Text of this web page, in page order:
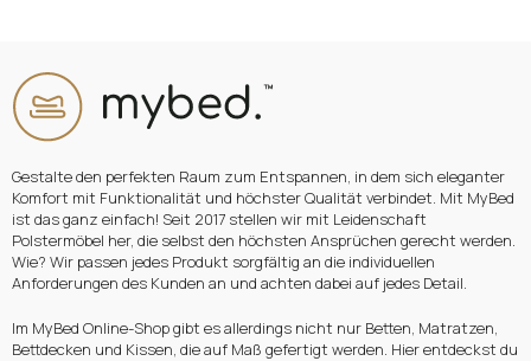
Gestalte den perfekten Raum zum Entspannen, in dem sich eleganter
Komfort mit Funktionalität und höchster Qualität verbindet. Mit MyBed
ist das ganz einfach! Seit 2017 stellen wir mit Leidenschaft
Polstermöbel her, die selbst den höchsten Ansprüchen gerecht werden.
Wie? Wir passen jedes Produkt sorgfältig an die individuellen
Anforderungen des Kunden an und achten dabei auf jedes Detail.
Im MyBed Online-Shop gibt es allerdings nicht nur Betten, Matratzen,
Bettdecken und Kissen, die auf Maß gefertigt werden. Hier entdeckst du